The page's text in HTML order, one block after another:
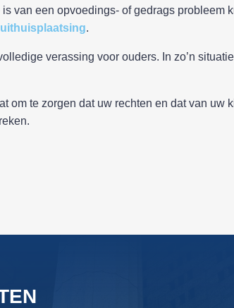
van een opvoedings- of gedrags probleem
uithuisplaatsing.
verassing voor ouders. In zo’n
om te zorgen dat uw rechten en dat van uw